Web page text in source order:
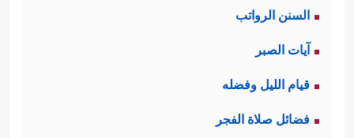
السنن الرواتب
آيات الصبر
قيام الليل وفضله
فضائل صلاة الفجر